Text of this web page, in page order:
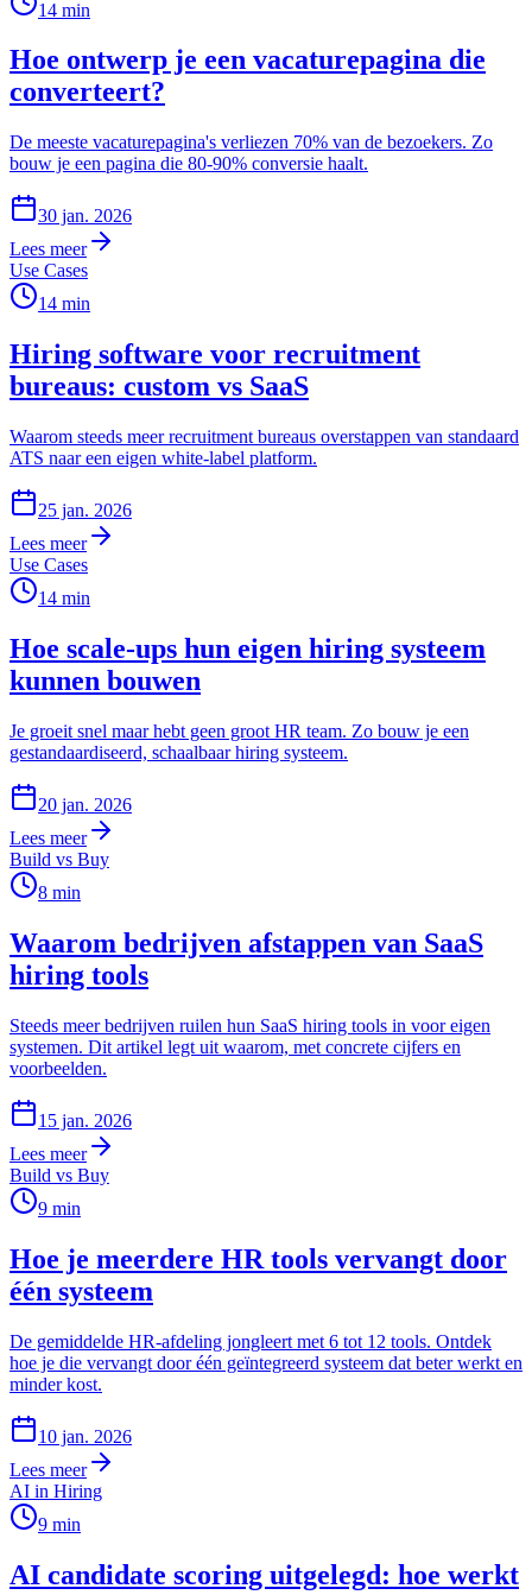
14 min
Hoe ontwerp je een vacaturepagina die
converteert?
De meeste vacaturepagina's verliezen 70% van de bezoekers. Zo
bouw je een pagina die 80-90% conversie haalt.
30 jan. 2026
Lees meer
Use Cases
14 min
Hiring software voor recruitment
bureaus: custom vs SaaS
Waarom steeds meer recruitment bureaus overstappen van standaard
ATS naar een eigen white-label platform.
25 jan. 2026
Lees meer
Use Cases
14 min
Hoe scale-ups hun eigen hiring systeem
kunnen bouwen
Je groeit snel maar hebt geen groot HR team. Zo bouw je een
gestandaardiseerd, schaalbaar hiring systeem.
20 jan. 2026
Lees meer
Build vs Buy
8 min
Waarom bedrijven afstappen van SaaS
hiring tools
Steeds meer bedrijven ruilen hun SaaS hiring tools in voor eigen
systemen. Dit artikel legt uit waarom, met concrete cijfers en
voorbeelden.
15 jan. 2026
Lees meer
Build vs Buy
9 min
Hoe je meerdere HR tools vervangt door
één systeem
De gemiddelde HR-afdeling jongleert met 6 tot 12 tools. Ontdek
hoe je die vervangt door één geïntegreerd systeem dat beter werkt en
minder kost.
10 jan. 2026
Lees meer
AI in Hiring
9 min
AI candidate scoring uitgelegd: hoe werkt